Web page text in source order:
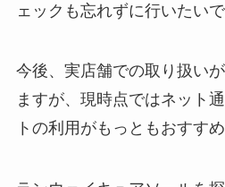
ェックも忘れずに行いたいで
今後、実店舗での取り扱い
ますが、現時点ではネット
トの利用がもっともおすすめ